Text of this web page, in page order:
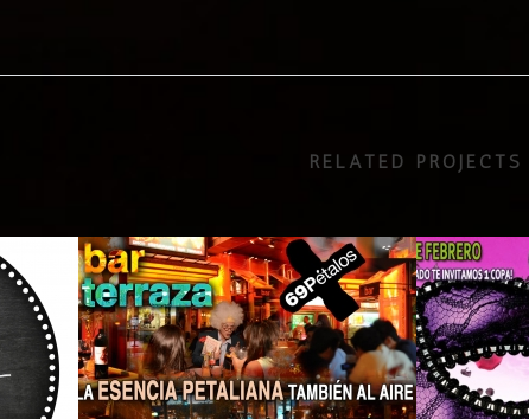
RELATED PROJECTS